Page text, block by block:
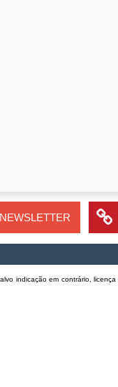
NEWSLETTER
indicação em contrário, licença